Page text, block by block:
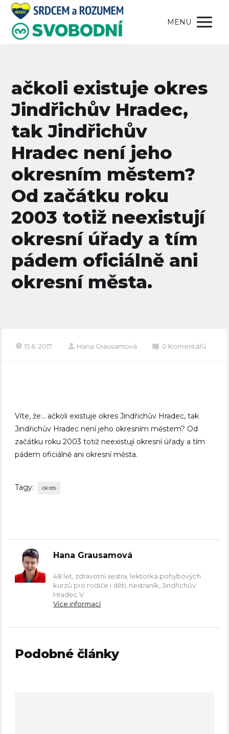
MENU
ačkoli existuje okres
Jindřichův Hradec,
tak Jindřichův
Hradec není jeho
okresním městem?
Od začátku roku
2003 totiž neexistují
okresní úřady a tím
pádem oficiálně ani
okresní města.
15.6. 2017 Hana Grausamová 0 Komentářů
Víte, že… ačkoli existuje okres Jindřichův Hradec, tak
Jindřichův Hradec není jeho okresním městem? Od
začátku roku 2003 totiž neexistují okresní úřady a tím
pádem oficiálně ani okresní města.
Tagy: okres
Hana Grausamová
48 let, zdravotní sestra, lektorka pohybových
kurzů pro rodiče i děti, nestraník, Jindřichův
Hradec V
Více informací
Podobné články